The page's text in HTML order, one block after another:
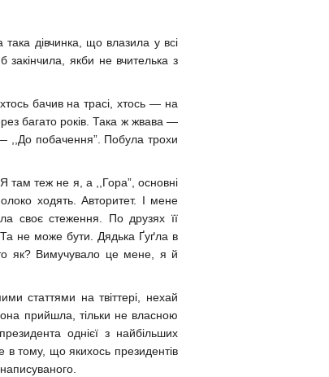
дівчинка, що влазила у всі
закінчила, якби не вчителька з
бачив на трасі, хтось — на
багато років. Така ж жвава —
— ,,До побачення”. Побула трохи
там теж не я, а ,,Гора”, основні
ходять. Авторитет. І мене
своє стеження. По друзях її
не може бути. Дядька Ґуґла в
як? Вимучувало це мене, я й
статтями на твіттері, нехай
прийшла, тільки не власною
однієї з найбільших
в тому, що якихось президентів